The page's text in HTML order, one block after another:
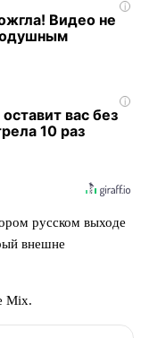
i
Видео не
i
вас без
10 раз
русском выходе
внешне
Mix.